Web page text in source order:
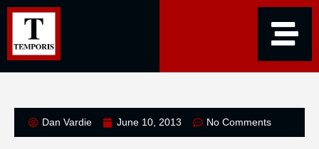
Dan Vardie June 10, 2013 No Comments